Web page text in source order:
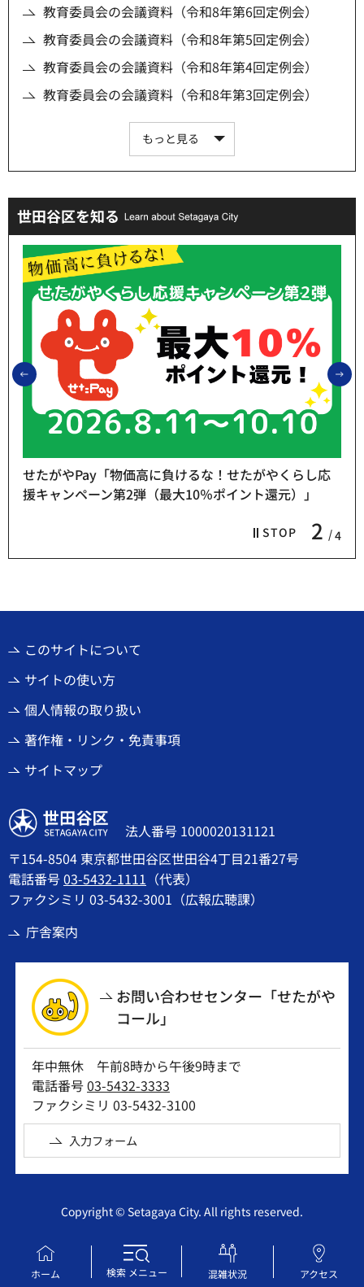
ホーム 検索メニュー 混雑状況 アクセス
教育委員会の会議資料（令和8年第6回定例会）
教育委員会の会議資料（令和8年第5回定例会）
教育委員会の会議資料（令和8年第4回定例会）
教育委員会の会議資料（令和8年第3回定例会）
もっと見る
世田谷区を知る
前のスライドを表示
STOP 2 4
せたがやPay「物価高に負けるな！せたがやくらし応
援キャンペーン第2弾（最大10％ポイント還元）」
このサイトについて
サイトの使い方
個人情報の取り扱い
著作権・リンク・免責事項
サイトマップ
世田谷区
法人番号 1000020131121
〒154-8504 東京都世田谷区世田谷4丁目21番27号
電話番号03-5432-1111 （代表）
ファクシミリ 03-5432-3001（広報広聴課）
庁舎案内
お問い合わせセンター「せたがや
コール」
年中無休 午前8時から午後9時まで
電話番号03-5432-3333
ファクシミリ 03-5432-3100
入力フォーム
Copyright © Setagaya City. All rights reserved.